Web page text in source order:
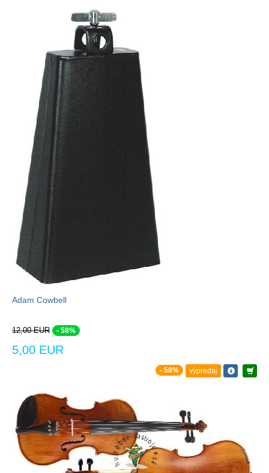
Adam Cowbell
12,00 EUR - 58%
5,00 EUR
- 58% výpredaj